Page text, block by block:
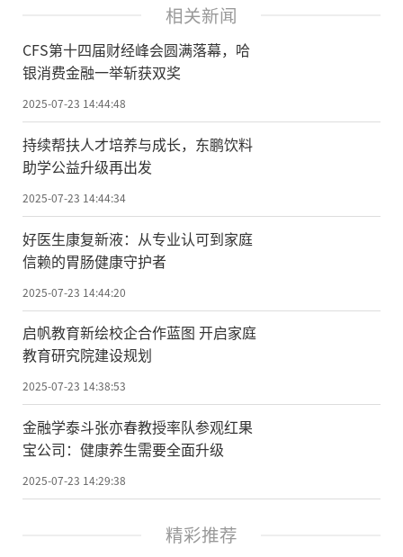
相关新闻
CFS第十四届财经峰会圆满落幕，哈
银消费金融一举斩获双奖
2025-07-23 14:44:48
持续帮扶人才培养与成长，东鹏饮料
助学公益升级再出发
2025-07-23 14:44:34
好医生康复新液：从专业认可到家庭
信赖的胃肠健康守护者
2025-07-23 14:44:20
启帆教育新绘校企合作蓝图 开启家庭
教育研究院建设规划
2025-07-23 14:38:53
金融学泰斗张亦春教授率队参观红果
宝公司：健康养生需要全面升级
2025-07-23 14:29:38
精彩推荐